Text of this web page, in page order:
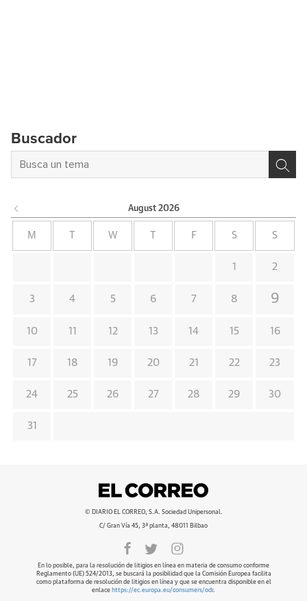
Buscador
August 2026
M W F S S
1 2
3 4 5 6 7 8 9
10 11 12 13 14 15 16
17 18 19 20 21 22 23
24 25 26 27 28 29 30
31
© DIARIO EL CORREO, S.A. Sociedad Unipersonal.
C/ Gran Vía 45, 3ª planta, 48011 Bilbao
En lo posible, para la resolución de litigios en línea en materia de consumo conforme
Reglamento (UE) 524/2013, se buscará la posibilidad que la Comisión Europea facilita
como plataforma de resolución de litigios en línea y que se encuentra disponible en el
enlace https://ec.europa.eu/consumers/odr.